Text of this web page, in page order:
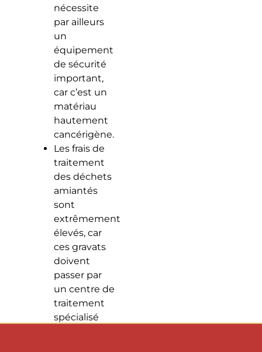
nécessite
par ailleurs
un
équipement
de sécurité
important,
car c’est un
matériau
hautement
cancérigène.
Les frais de
traitement
des déchets
amiantés
sont
extrêmement
élevés, car
ces gravats
doivent
passer par
un centre de
traitement
spécialisé